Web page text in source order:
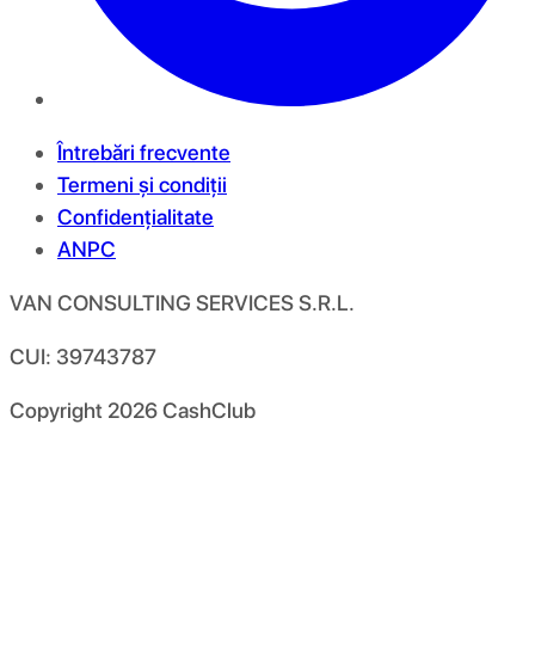
Întrebări frecvente
Termeni și condiții
Confidențialitate
ANPC
VAN CONSULTING SERVICES S.R.L.
CUI: 39743787
Copyright 2026CashClub